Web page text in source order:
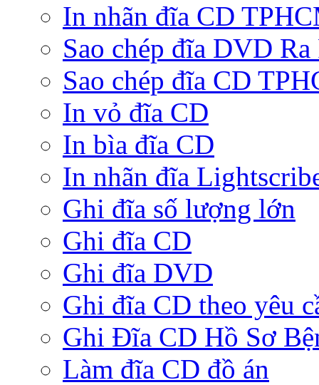
In nhãn đĩa CD
Sao chép đĩa DVD
Sao chép đĩa CD
In vỏ đĩa CD
In bìa đĩa CD
In nhãn đĩa
Ghi đĩa số lượng lớn
Ghi đĩa CD
Ghi đĩa DVD
Ghi đĩa CD theo yêu
Ghi Đĩa CD Hồ Sơ
Làm đĩa CD đồ án